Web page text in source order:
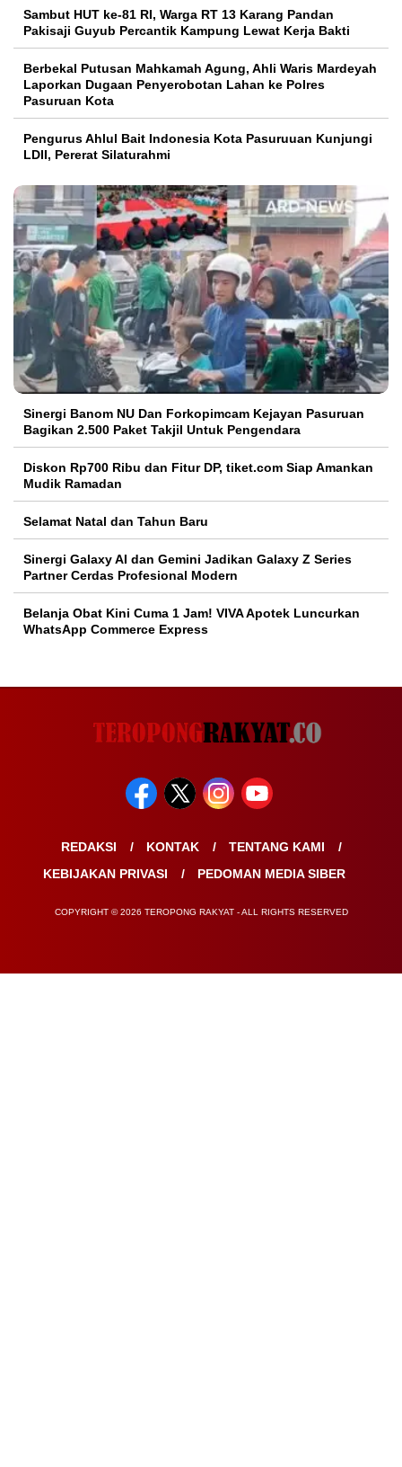
Sambut HUT ke-81 RI, Warga RT 13 Karang Pandan
Pakisaji Guyub Percantik Kampung Lewat Kerja Bakti
Berbekal Putusan Mahkamah Agung, Ahli Waris Mardeyah
Laporkan Dugaan Penyerobotan Lahan ke Polres
Pasuruan Kota
Pengurus Ahlul Bait Indonesia Kota Pasuruuan Kunjungi
LDII, Pererat Silaturahmi
Sinergi Banom NU Dan Forkopimcam Kejayan Pasuruan
Bagikan 2.500 Paket Takjil Untuk Pengendara
Diskon Rp700 Ribu dan Fitur DP, tiket.com Siap Amankan
Mudik Ramadan
Selamat Natal dan Tahun Baru
Sinergi Galaxy AI dan Gemini Jadikan Galaxy Z Series
Partner Cerdas Profesional Modern
Belanja Obat Kini Cuma 1 Jam! VIVA Apotek Luncurkan
WhatsApp Commerce Express
REDAKSI KONTAK
TENTANG KAMI
KEBIJAKAN PRIVASI
PEDOMAN MEDIA SIBER
COPYRIGHT © 2026 TEROPONG RAKYAT - ALL RIGHTS RESERVED